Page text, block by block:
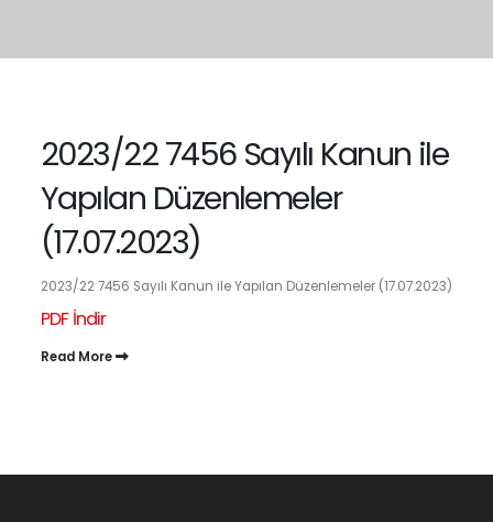
2023/22 7456 Sayılı Kanun ile
Yapılan Düzenlemeler
(17.07.2023)
2023/22 7456 Sayılı Kanun ile Yapılan Düzenlemeler (17.07.2023)
PDF İndir
Read More